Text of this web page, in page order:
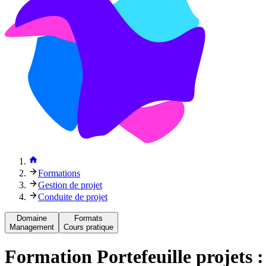
Formations
Gestion de projet
Conduite de projet
Domaine
Management
Formats
Cours pratique
Formation Portefeuille projets